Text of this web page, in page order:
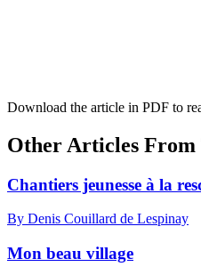
Download the article in PDF to
Other Articles From
Chantiers jeunesse à la
By Denis Couillard de Lespinay
Mon beau village